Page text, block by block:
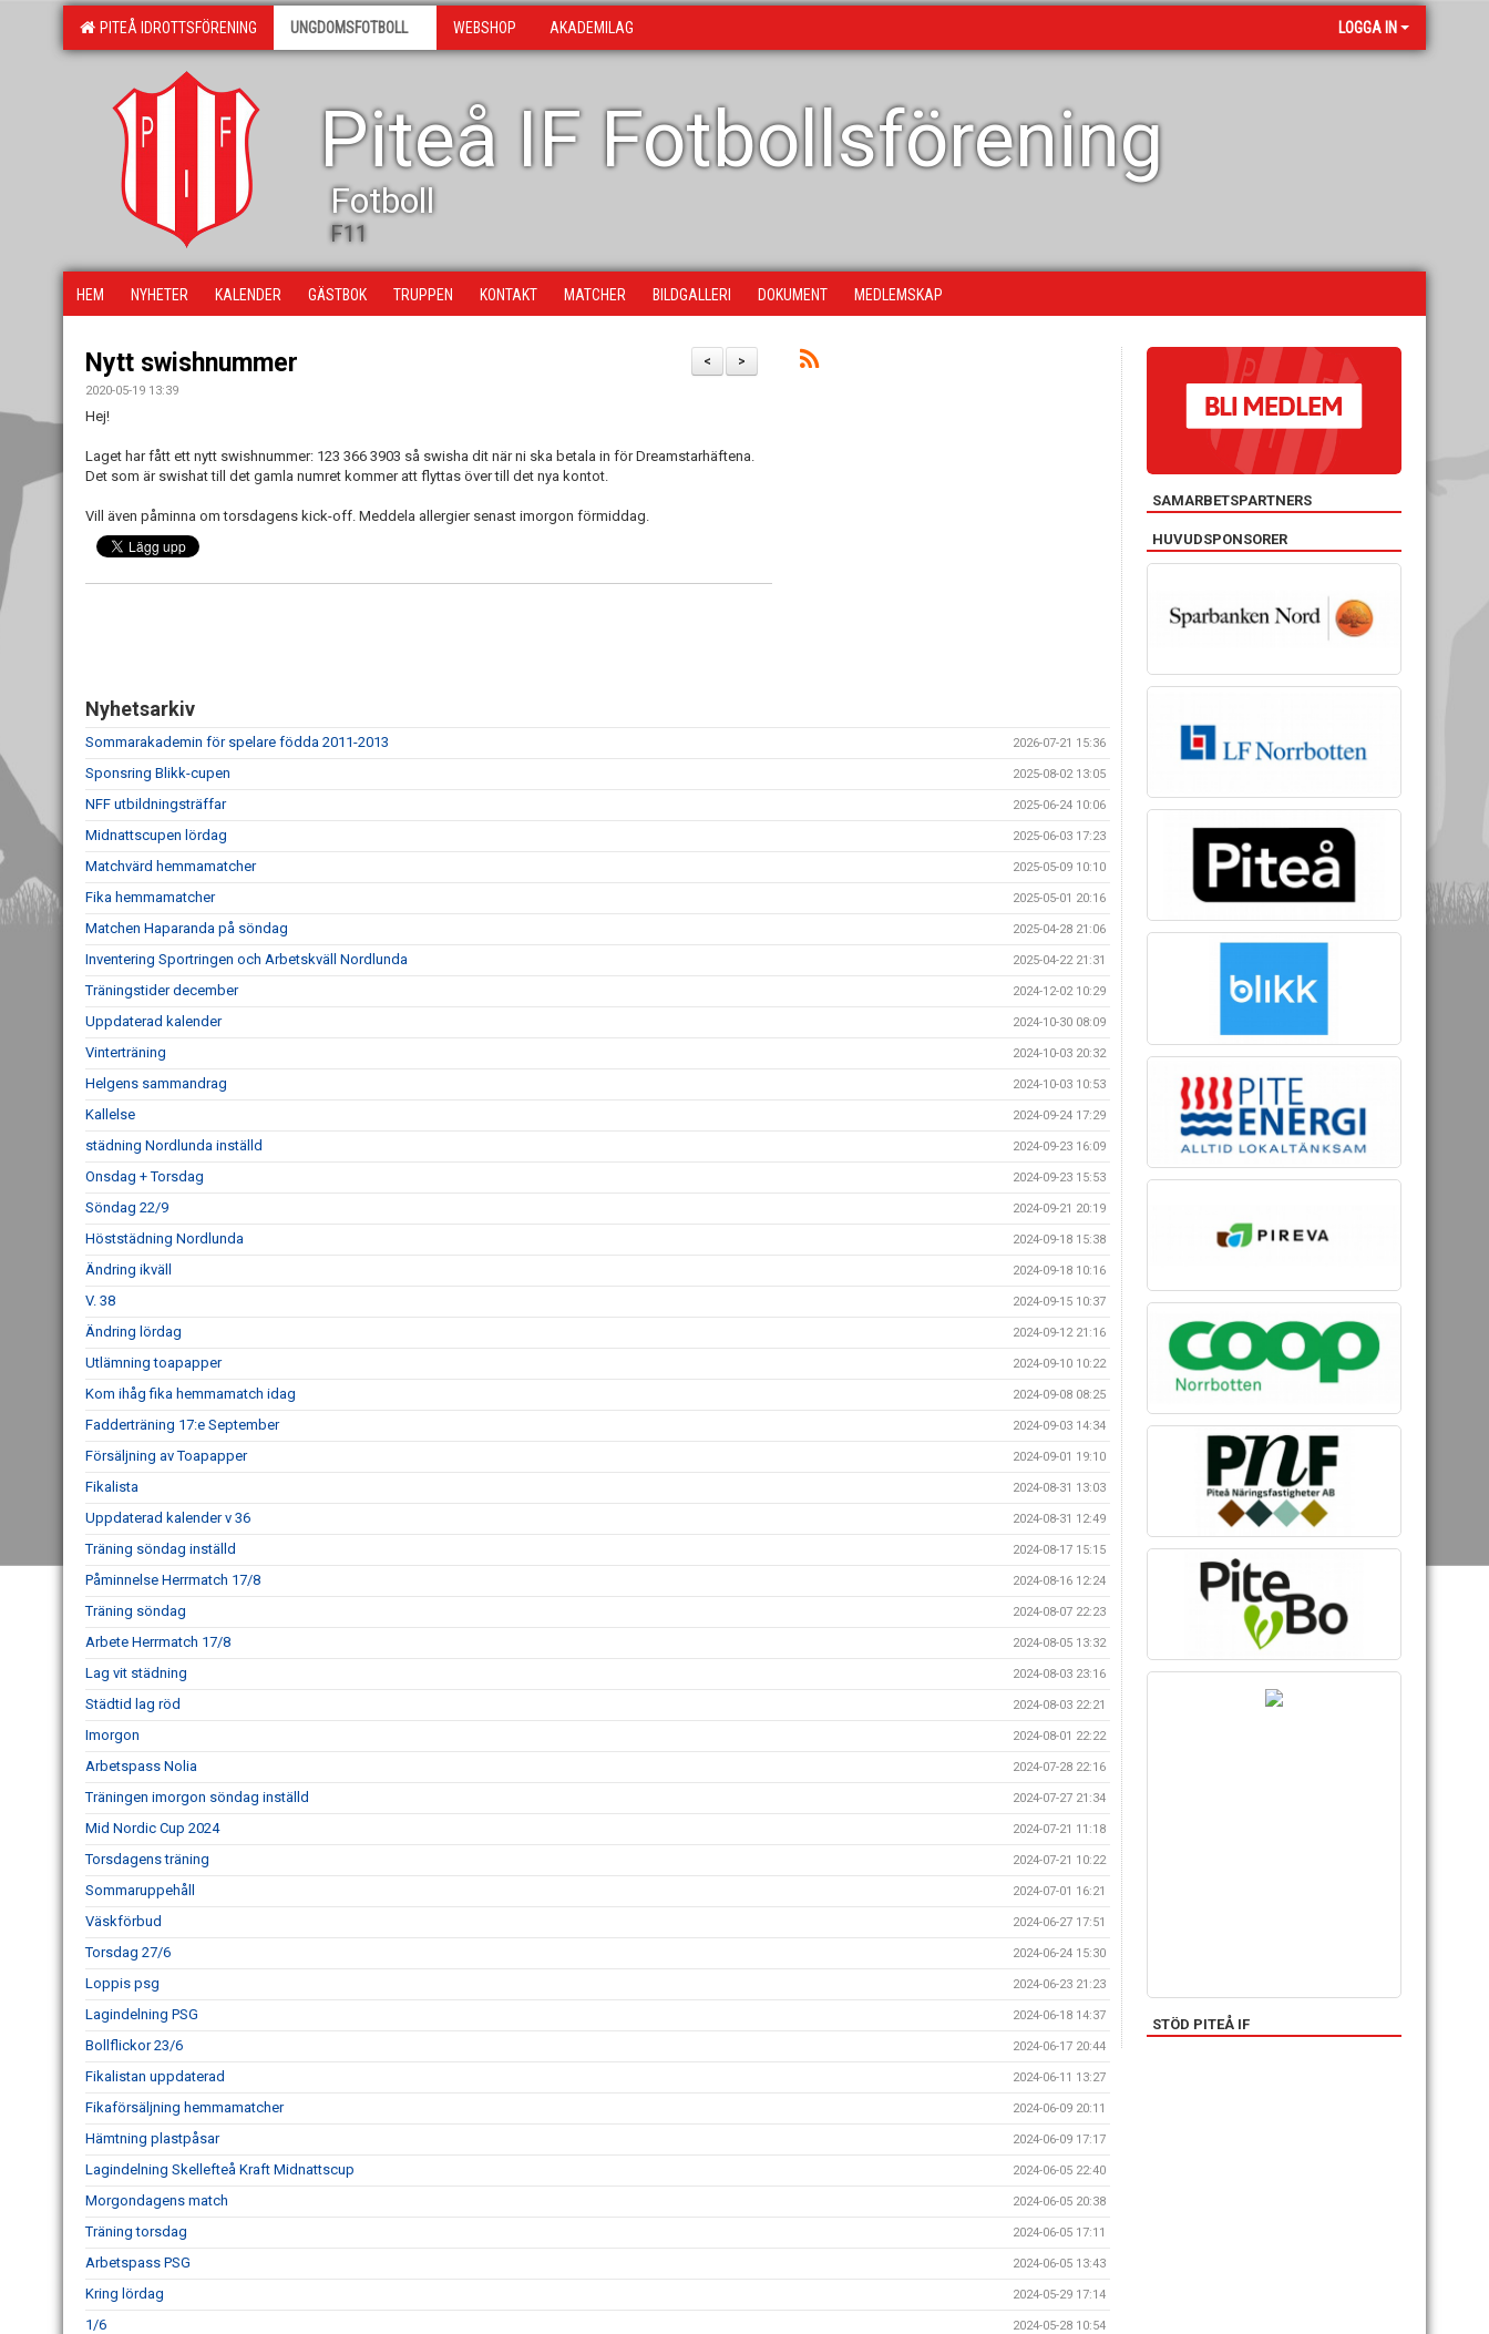
PITEÅ IDROTTSFÖRENING UNGDOMSFOTBOLL WEBSHOP AKADEMILAG LOGGA IN
Piteå IF Fotbollsförening
Fotboll
F11
HEM NYHETER KALENDER GÄSTBOK TRUPPEN KONTAKT MATCHER BILDGALLERI DOKUMENT MEDLEMSKAP
>
<
Nytt swishnummer
2020-05-19 13:39
Hej!
Laget har fått ett nytt swishnummer: 123 366 3903 så swisha dit när ni ska betala in för Dreamstarhäftena.
Det som är swishat till det gamla numret kommer att flyttas över till det nya kontot.
Vill även påminna om torsdagens kick-off. Meddela allergier senast imorgon förmiddag.
Nyhetsarkiv
Sommarakademin för spelare födda 2011-2013 2026-07-21 15:36
Sponsring Blikk-cupen 2025-08-02 13:05
NFF utbildningsträffar 2025-06-24 10:06
Midnattscupen lördag 2025-06-03 17:23
Matchvärd hemmamatcher 2025-05-09 10:10
Fika hemmamatcher 2025-05-01 20:16
Matchen Haparanda på söndag 2025-04-28 21:06
Inventering Sportringen och Arbetskväll Nordlunda 2025-04-22 21:31
Träningstider december 2024-12-02 10:29
Uppdaterad kalender 2024-10-30 08:09
Vinterträning 2024-10-03 20:32
Helgens sammandrag 2024-10-03 10:53
Kallelse 2024-09-24 17:29
städning Nordlunda inställd 2024-09-23 16:09
Onsdag + Torsdag 2024-09-23 15:53
Söndag 22/9 2024-09-21 20:19
Höststädning Nordlunda 2024-09-18 15:38
Ändring ikväll 2024-09-18 10:16
V. 38 2024-09-15 10:37
Ändring lördag 2024-09-12 21:16
Utlämning toapapper 2024-09-10 10:22
Kom ihåg fika hemmamatch idag 2024-09-08 08:25
Fadderträning 17:e September 2024-09-03 14:34
Försäljning av Toapapper 2024-09-01 19:10
Fikalista 2024-08-31 13:03
Uppdaterad kalender v 36 2024-08-31 12:49
Träning söndag inställd 2024-08-17 15:15
Påminnelse Herrmatch 17/8 2024-08-16 12:24
Träning söndag 2024-08-07 22:23
Arbete Herrmatch 17/8 2024-08-05 13:32
Lag vit städning 2024-08-03 23:16
Städtid lag röd 2024-08-03 22:21
Imorgon 2024-08-01 22:22
Arbetspass Nolia 2024-07-28 22:16
Träningen imorgon söndag inställd 2024-07-27 21:34
Mid Nordic Cup 2024 2024-07-21 11:18
Torsdagens träning 2024-07-21 10:22
Sommaruppehåll 2024-07-01 16:21
Väskförbud 2024-06-27 17:51
Torsdag 27/6 2024-06-24 15:30
Loppis psg 2024-06-23 21:23
Lagindelning PSG 2024-06-18 14:37
Bollflickor 23/6 2024-06-17 20:44
Fikalistan uppdaterad 2024-06-11 13:27
Fikaförsäljning hemmamatcher 2024-06-09 20:11
Hämtning plastpåsar 2024-06-09 17:17
Lagindelning Skellefteå Kraft Midnattscup 2024-06-05 22:40
Morgondagens match 2024-06-05 20:38
Träning torsdag 2024-06-05 17:11
Arbetspass PSG 2024-06-05 13:43
Kring lördag 2024-05-29 17:14
1/6 2024-05-28 10:54
SAMARBETSPARTNERS
HUVUDSPONSORER
STÖD PITEÅ IF